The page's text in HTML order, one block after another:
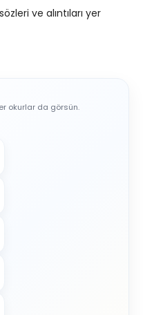
ve alıntıları yer
okurlar da görsün.